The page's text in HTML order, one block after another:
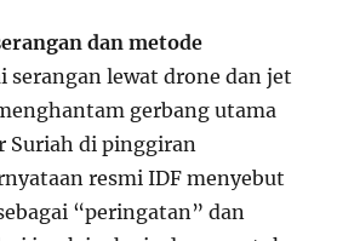
dan metode
serangan lewat drone dan jet
gerbang utama
Suriah di pinggiran
resmi IDF menyebut
“peringatan” dan